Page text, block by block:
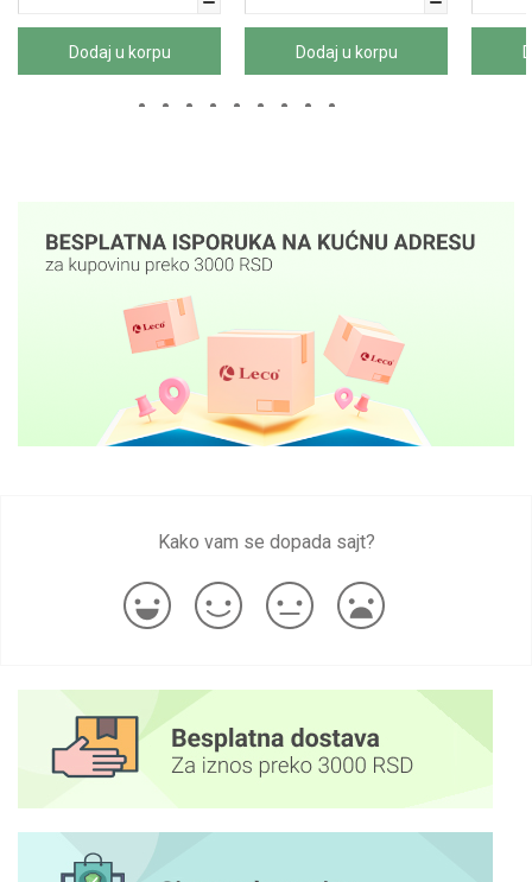
Dodaj u korpu Dodaj u korpu
Kako vam se dopada sajt?